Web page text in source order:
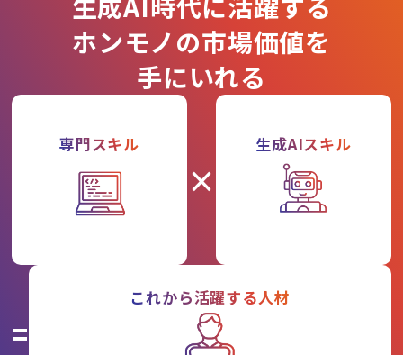
ホンモノの市場価値を
手にいれる
専門スキル
×
生成AIスキル
=
これから活躍する人材